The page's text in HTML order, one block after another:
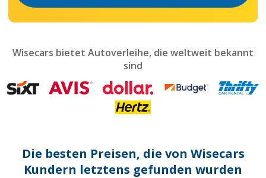
mark
get
the
dates.
Wisecars bietet Autoverleihe, die weltweit bekannt
sind
Die besten Preisen, die von Wisecars
Kundern letztens gefunden wurden